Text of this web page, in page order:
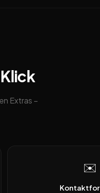
Extras –
✉️